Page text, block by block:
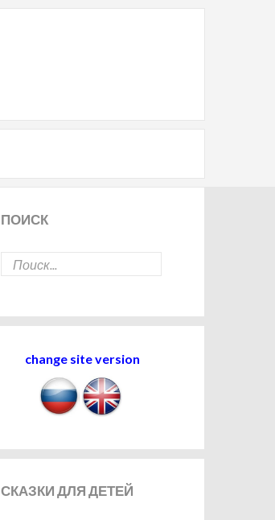
ПОИСК
change site version
СКАЗКИДЛЯ ДЕТЕЙ